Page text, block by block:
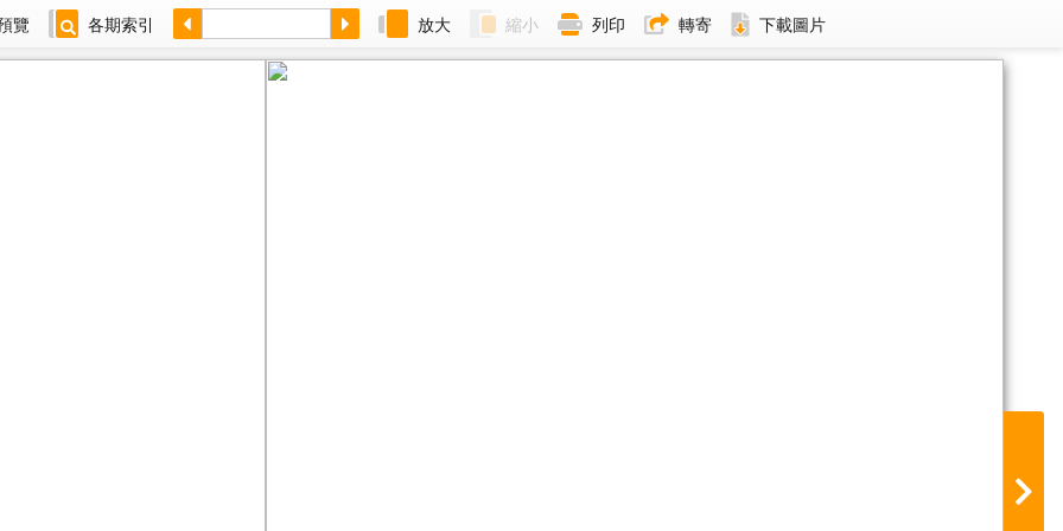
覽 各期索引 放大 縮小 列印 轉寄 下載圖片